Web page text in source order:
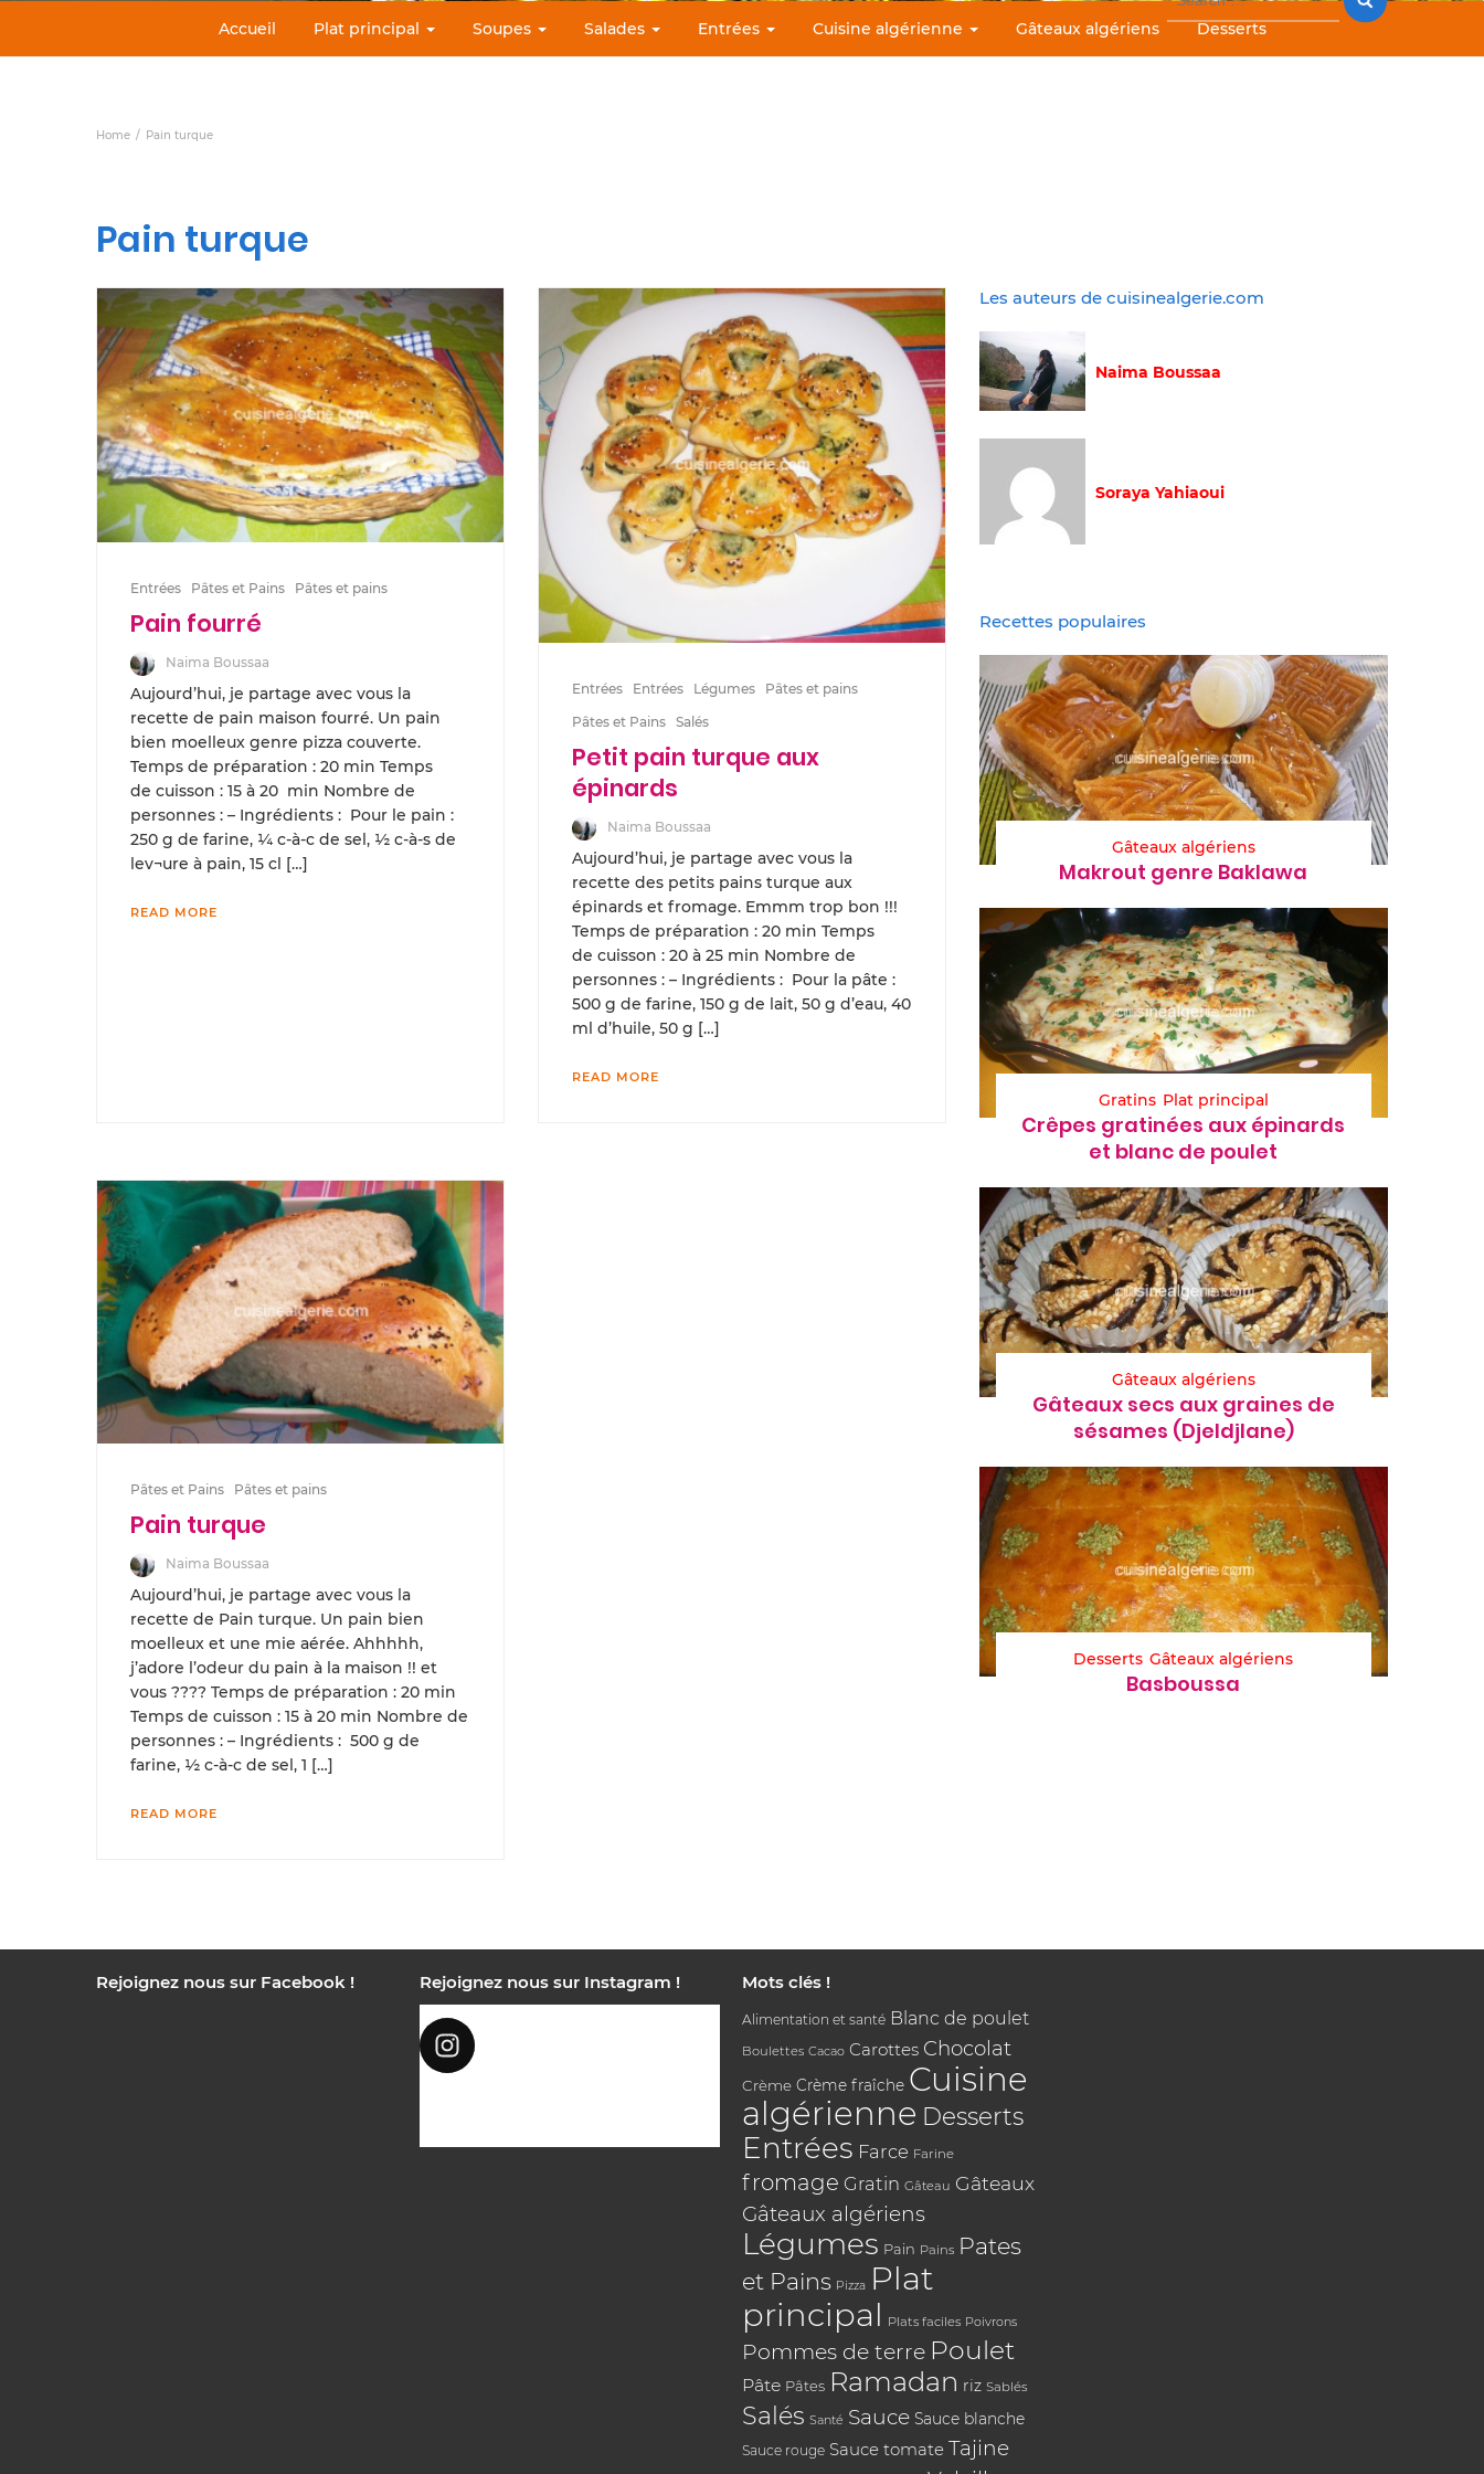
Accueil Plat principal Soupes Salades Entrées Cuisine algérienne Gâteaux algériens Desserts
Home Pain turque
Pain turque
Entrées Pâtes et Pains Pâtes et pains
Pain fourré
Naima Boussaa
Aujourd’hui, je partage avec vous la
recette de pain maison fourré. Un pain
bien moelleux genre pizza couverte.
Temps de préparation : 20 min Temps
de cuisson : 15 à 20 min Nombre de
personnes : – Ingrédients : Pour le pain :
250 g de farine, ¼ c-à-c de sel, ½ c-à-s de
lev¬ure à pain, 15 cl […]
READ MORE
Entrées Entrées Légumes
Pâtes et pains
Pâtes et Pains Salés
Petit pain turque aux
épinards
Naima Boussaa
Aujourd’hui, je partage avec vous la
recette des petits pains turque aux
épinards et fromage. Emmm trop bon !!!
Temps de préparation : 20 min Temps
de cuisson : 20 à 25 min Nombre de
personnes : – Ingrédients : Pour la pâte :
500 g de farine, 150 g de lait, 50 g d’eau, 40
ml d’huile, 50 g […]
READ MORE
Pâtes et Pains Pâtes et pains
Pain turque
Naima Boussaa
Aujourd’hui, je partage avec vous la
recette de Pain turque. Un pain bien
moelleux et une mie aérée. Ahhhhh,
j’adore l’odeur du pain à la maison !! et
vous ???? Temps de préparation : 20 min
Temps de cuisson : 15 à 20 min Nombre de
personnes : – Ingrédients : 500 g de
farine, ½ c-à-c de sel, 1 […]
READ MORE
Les auteurs de cuisinealgerie.com
Naima Boussaa
Soraya Yahiaoui
Recettes populaires
Gâteaux algériens
Makrout genre Baklawa
Gratins Plat principal
Crêpes gratinées aux épinards
et blanc de poulet
Gâteaux algériens
Gâteaux secs aux graines de
sésames (Djeldjlane)
Desserts Gâteaux algériens
Basboussa
Rejoignez nous sur Facebook ! Rejoignez nous sur Instagram ! Mots clés !
Alimentation et santé Blanc de poulet
Boulettes Cacao Carottes Chocolat
Crème Crème fraîche Cuisine
algérienne Desserts
Entrées Farce Farine
fromage Gratin Gâteau Gâteaux
Gâteaux algériens
Légumes Pain Pains Pates
et Pains Pizza Plat
principal Plats faciles Poivrons
Pommes de terre Poulet
Pâte Pâtes Ramadan riz Sablés
Salés Santé Sauce Sauce blanche
Sauce rouge Sauce tomate Tajine